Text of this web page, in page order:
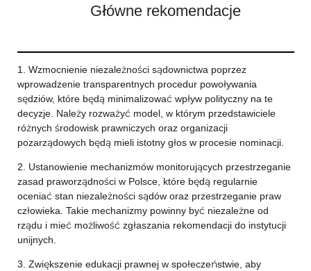
Główne rekomendacje
1. Wzmocnienie niezależności sądownictwa poprzez
wprowadzenie transparentnych procedur powoływania
sędziów, które będą minimalizować wpływ polityczny na te
decyzje. Należy rozważyć model, w którym przedstawiciele
różnych środowisk prawniczych oraz organizacji
pozarządowych będą mieli istotny głos w procesie nominacji.
2. Ustanowienie mechanizmów monitorujących przestrzeganie
zasad praworządności w Polsce, które będą regularnie
oceniać stan niezależności sądów oraz przestrzeganie praw
człowieka. Takie mechanizmy powinny być niezależne od
rządu i mieć możliwość zgłaszania rekomendacji do instytucji
unijnych.
3. Zwiększenie edukacji prawnej w społeczeństwie, aby